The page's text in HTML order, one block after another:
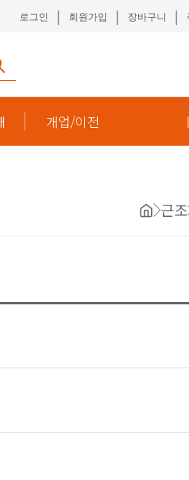
로그인 | 회원가입 | 장바구니 |
개업/이전
근